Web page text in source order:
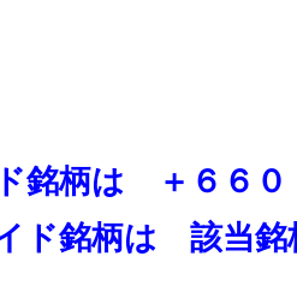
銘柄は ＋６６０
ド銘柄は 該当銘